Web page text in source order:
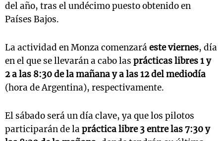
del año, tras el undécimo puesto obtenido en
Países Bajos.
La actividad en Monza comenzaráeste viernes, día
en el que se llevarán a cabo las prácticas libres 1 y
2 a las 8:30 de la mañana y a las 12 del mediodía
(hora de Argentina), respectivamente.
El sábado será un día clave, ya que los pilotos
participarán de lapráctica libre 3 entre las 7:30 y